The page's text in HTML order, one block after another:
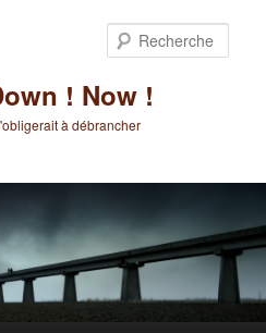
! Now !
à débrancher